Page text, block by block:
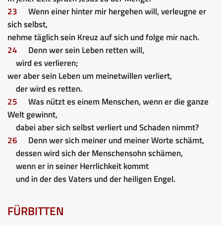
23
Wenn einer hinter mir hergehen will, verleugne er
sich selbst,
nehme täglich sein Kreuz auf sich und folge mir nach.
24
Denn wer sein Leben retten will,
wird es verlieren;
wer aber sein Leben um meinetwillen verliert,
der wird es retten.
25
Was nützt es einem Menschen, wenn er die ganze
Welt gewinnt,
dabei aber sich selbst verliert und Schaden nimmt?
26
Denn wer sich meiner und meiner Worte schämt,
dessen wird sich der Menschensohn schämen,
wenn er in seiner Herrlichkeit kommt
und in der des Vaters und der heiligen Engel.
FÜRBITTEN